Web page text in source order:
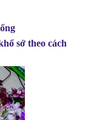
sở theo cách